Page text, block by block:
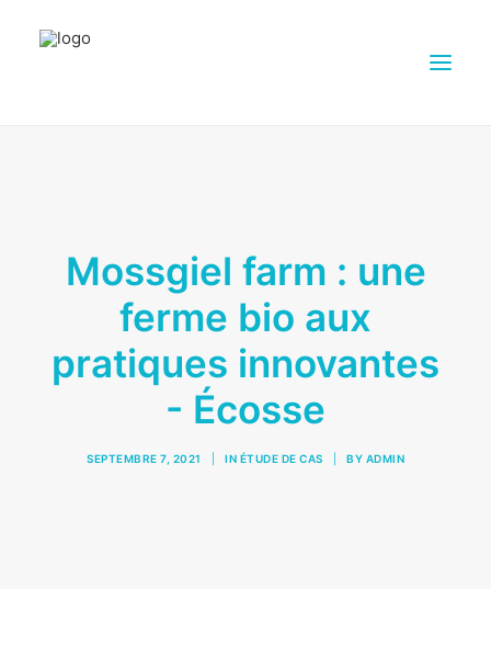
FERMES
SUPPORTS DE DIFFUSION
PRESSE
CONTACTS
RECHERCHE
Mossgiel farm : une
ferme bio aux
pratiques innovantes
- Écosse
SEPTEMBRE 7, 2021 IN ÉTUDE DE CAS BY ADMIN